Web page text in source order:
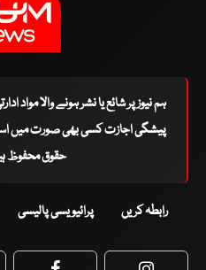
ہم نیوز پر شائع یا نشر ہونے والا مواد
پیشگی اجازت کسی بھی صورت میں
حقوق محفوظ ہیں
رابطہ کریں پرائیویسی پالیسی